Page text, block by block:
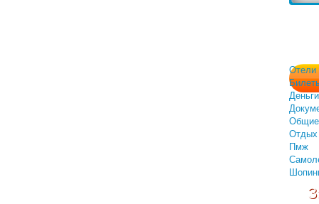
Отели
Деньги
Общие
Отдых
Пмж